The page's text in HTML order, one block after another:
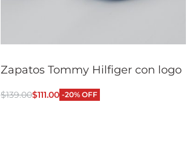
Zapatos Tommy Hilfiger con logo
$139.00$111.00 -20% OFF